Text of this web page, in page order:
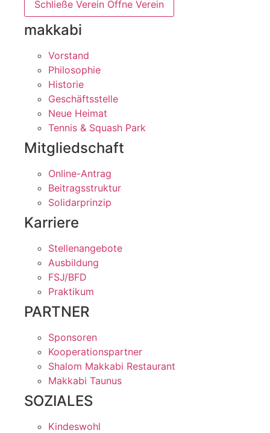
Schließe Verein Öffne Verein
makkabi
Vorstand
Philosophie
Historie
Geschäftsstelle
Neue Heimat
Tennis & Squash Park
Mitgliedschaft
Online-Antrag
Beitragsstruktur
Solidarprinzip
Karriere
Stellenangebote
Ausbildung
FSJ/BFD
Praktikum
PARTNER
Sponsoren
Kooperationspartner
Shalom Makkabi Restaurant
Makkabi Taunus
SOZIALES
Kindeswohl